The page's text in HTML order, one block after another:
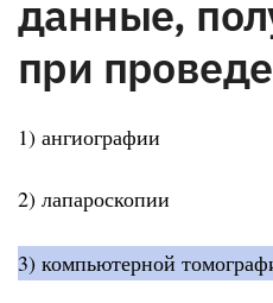
данные,
при
1) ангиографии
2) лапароскопии
3) компьютерной